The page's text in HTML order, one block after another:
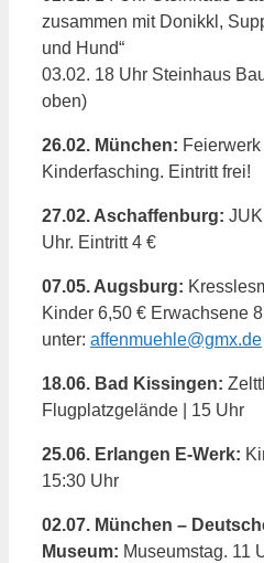
zusammen mit Donikkl,
und Hund“
03.02. 18 Uhr Steinhaus
oben)
26.02. München: Feierwerk
Kinderfasching. Eintritt frei!
27.02. Aschaffenburg:
Uhr. Eintritt 4 €
07.05. Augsburg:
Kinder 6,50 € Erwachsene
unter: affenmuehle@gmx.de
18.06. Bad Kissingen:
Flugplatzgelände | 15 Uhr
25.06. Erlangen E-Werk:
15:30 Uhr
02.07. München –
Museum: Museumstag. 11